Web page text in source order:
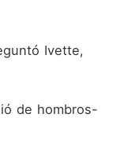
Ivette,
de hombros-